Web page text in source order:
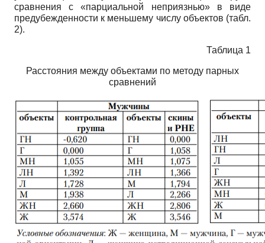
сравнения с «парциальной неприязнью» в виде
предубежденности к меньшему числу объектов (табл.
2).
Таблица 1
Расстояния между объектами по методу парных
сравнений